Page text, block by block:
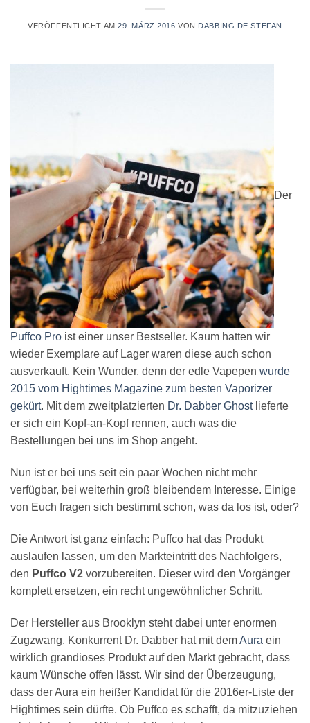
VERÖFFENTLICHT AM29. MÄRZ 2016 VON DABBING.DE STEFAN
Der
Puffco Pro ist einer unser Bestseller. Kaum hatten wir
wieder Exemplare auf Lager waren diese auch schon
ausverkauft. Kein Wunder, denn der edle Vapepen wurde
2015 vom Hightimes Magazine zum besten Vaporizer
gekürt. Mit dem zweitplatzierten Dr. Dabber Ghostlieferte
er sich ein Kopf-an-Kopf rennen, auch was die
Bestellungen bei uns im Shop angeht.
Nun ist er bei uns seit ein paar Wochen nicht mehr
verfügbar, bei weiterhin groß bleibendem Interesse. Einige
von Euch fragen sich bestimmt schon, was da los ist, oder?
Die Antwort ist ganz einfach: Puffco hat das Produkt
auslaufen lassen, um den Markteintritt des Nachfolgers,
den Puffco V2 vorzubereiten. Dieser wird den Vorgänger
komplett ersetzen, ein recht ungewöhnlicher Schritt.
Der Hersteller aus Brooklyn steht dabei unter enormen
Zugzwang. Konkurrent Dr. Dabber hat mit demAura ein
wirklich grandioses Produkt auf den Markt gebracht, dass
kaum Wünsche offen lässt. Wir sind der Überzeugung,
dass der Aura ein heißer Kandidat für die 2016er-Liste der
Hightimes sein dürfte. Ob Puffco es schafft, da mitzuziehen